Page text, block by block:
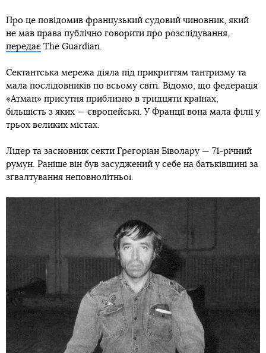
Про це повідомив французький судовий чиновник, який
не мав права публічно говорити про розслідування,
передає The Guardian.
Сектантська мережа діяла під прикриттям тантризму та
мала послідовників по всьому світі. Відомо, що федерація
«Атман» присутня приблизно в тридцяти країнах,
більшість з яких — європейські. У Франції вона мала філії у
трьох великих містах.
Лідер та засновник секти Грегоріан Біволару — 71-річний
румун. Раніше він був засуджений у себе на батьківщині за
зґвалтування неповнолітньої.